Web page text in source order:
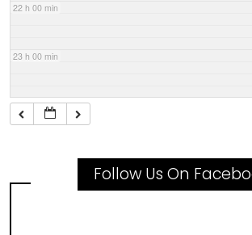
22 h 00 min
23 h 00 min
Follow Us On